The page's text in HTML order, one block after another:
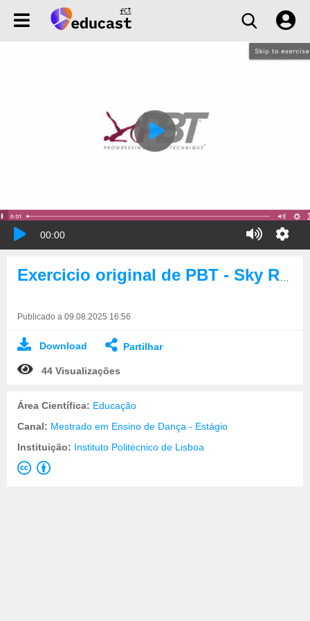
00:00
Publicado a 09.08.2025 16:56
Download Partilhar
44 Visualizações
Área Científica: Educação
Canal: Mestrado em Ensino de Dança - Estágio
Instituição: Instituto Politécnico de Lisboa